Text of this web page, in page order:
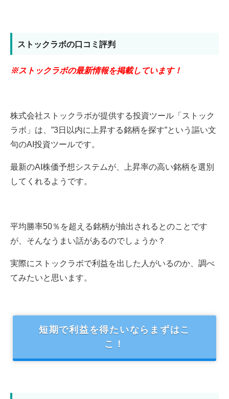
ストックラボの口コミ評判
※ストックラボの最新情報を掲載しています！
株式会社ストックラボが提供する投資ツール「ストック
ラボ」は、”3日以内に上昇する銘柄を探す”という謳い文
句のAI投資ツールです。
最新のAI株価予想システムが、上昇率の高い銘柄を選別
してくれるようです。
平均勝率50％を超える銘柄が抽出されるとのことです
が、そんなうまい話があるのでしょうか？
実際にストックラボで利益を出した人がいるのか、調べ
てみたいと思います。
短期で利益を得たいならまずはこ
こ！